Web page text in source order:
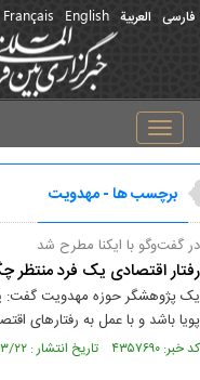
فارسی العربیة English
Français
Toggle
navigation
برچسب ها - مهدویت
در گفت‌وگو با ایکنا مطرح شد
رفتار اقتصادی یک فرد منتظر
یک پژوهشگر حوزه مهدویت گفت:
پویا باشد و با عمل به رفتارهای
کد خبر: ۴۳۵۷۶۹۰ تاریخ انتشار : ۱۴۰۵/۰۳/۲۲